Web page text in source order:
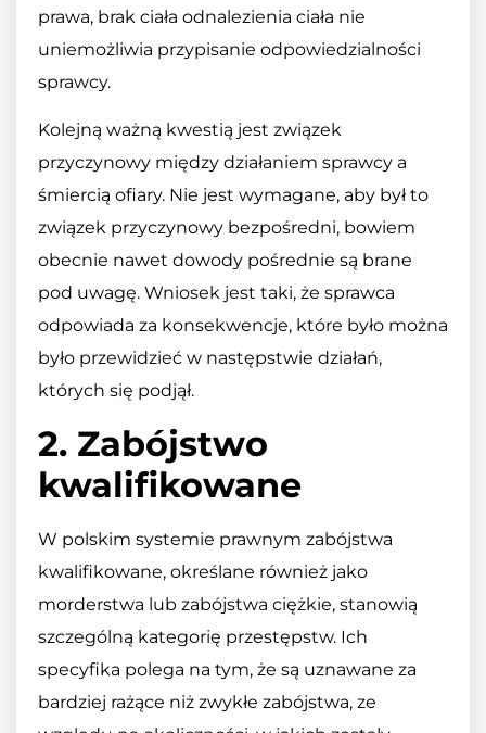
prawa, brak ciała odnalezienia ciała nie
uniemożliwia przypisanie odpowiedzialności
sprawcy.
Kolejną ważną kwestią jest związek
przyczynowy między działaniem sprawcy a
śmiercią ofiary. Nie jest wymagane, aby był to
związek przyczynowy bezpośredni, bowiem
obecnie nawet dowody pośrednie są brane
pod uwagę. Wniosek jest taki, że sprawca
odpowiada za konsekwencje, które było można
było przewidzieć w następstwie działań,
których się podjął.
2. Zabójstwo
kwalifikowane
W polskim systemie prawnym zabójstwa
kwalifikowane, określane również jako
morderstwa lub zabójstwa ciężkie, stanowią
szczególną kategorię przestępstw. Ich
specyfika polega na tym, że są uznawane za
bardziej rażące niż zwykłe zabójstwa, ze